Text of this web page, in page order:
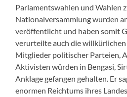
Parlamentswahlen und Wahlen
Nationalversammlung wurden
veröffentlicht und haben somit
verurteilte auch die
Mitglieder politischer Parteien,
Aktivisten würden in Bengasi,
Anklage gefangen gehalten. Er
enormen Reichtums ihres